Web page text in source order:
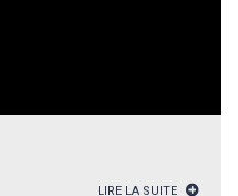
LIRE LA SUITE